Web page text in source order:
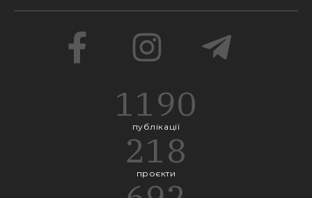
1190
публікації
218
проєкти